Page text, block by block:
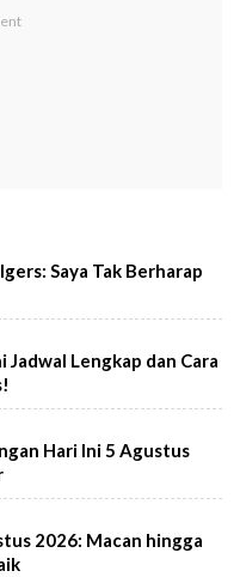
Saya Tak Berharap
Jadwal Lengkap dan Cara
Hari Ini 5 Agustus
2026: Macan hingga